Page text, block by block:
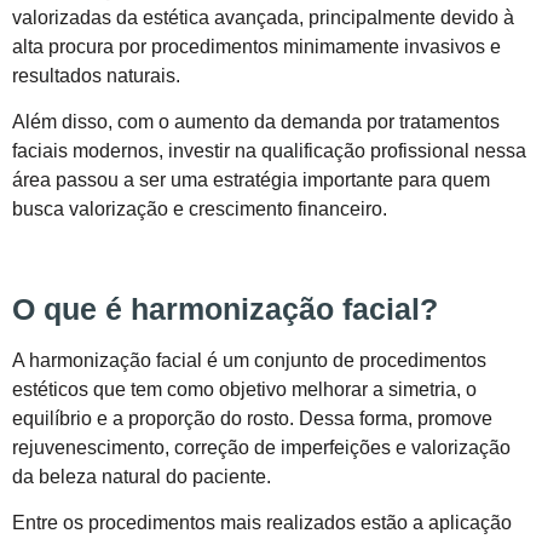
valorizadas da estética avançada, principalmente devido à
alta procura por procedimentos minimamente invasivos e
resultados naturais.
Além disso, com o aumento da demanda por tratamentos
faciais modernos, investir na qualificação profissional nessa
área passou a ser uma estratégia importante para quem
busca valorização e crescimento financeiro.
O que é harmonização facial?
A harmonização facial é um conjunto de procedimentos
estéticos que tem como objetivo melhorar a simetria, o
equilíbrio e a proporção do rosto. Dessa forma, promove
rejuvenescimento, correção de imperfeições e valorização
da beleza natural do paciente.
Entre os procedimentos mais realizados estão a aplicação